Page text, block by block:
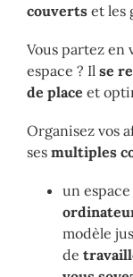
couverts et les
Vous partez en
espace ? Il se
de place et
Organisez vos
ses multiples
un
modèle
de